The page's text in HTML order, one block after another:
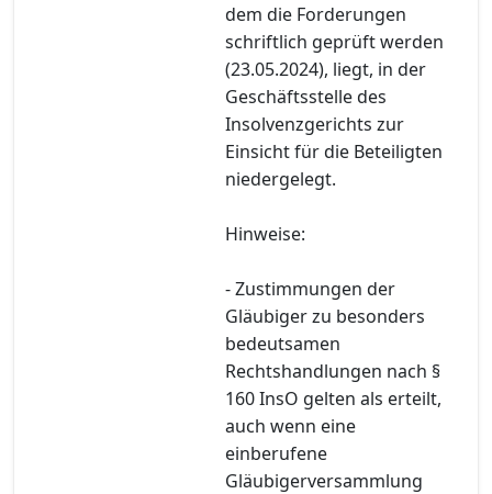
dem die Forderungen
schriftlich geprüft werden
(23.05.2024), liegt, in der
Geschäftsstelle des
Insolvenzgerichts zur
Einsicht für die Beteiligten
niedergelegt.
Hinweise:
- Zustimmungen der
Gläubiger zu besonders
bedeutsamen
Rechtshandlungen nach §
160 InsO gelten als erteilt,
auch wenn eine
einberufene
Gläubigerversammlung